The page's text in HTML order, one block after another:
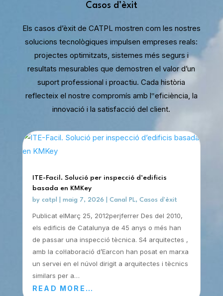
Casos d’èxit
Els casos d’èxit de CATPL mostren com les nostres
solucions tecnològiques impulsen empreses reals:
projectes optimitzats, sistemes més segurs i
resultats mesurables que demostren el valor d’un
suport professional i proactiu. Cada història
reflecteix el nostre compromís amb l‟eficiència, la
innovació i la satisfacció del client.
ITE-Facil. Solució per inspecció d’edificis
basada en KMKey
by catpl maig 7, 2026 Canal PL, Casos d'èxit
Publicat elMarç 25, 2012perjferrer Des del 2010,
els edificis de Catalunya de 45 anys o més han
de passar una inspecció tècnica. S4 arquitectes ,
amb la col·laboració d’Earcon han posat en marxa
un servei en el núvol dirigit a arquitectes i tècnics
similars per a…
READ MORE…